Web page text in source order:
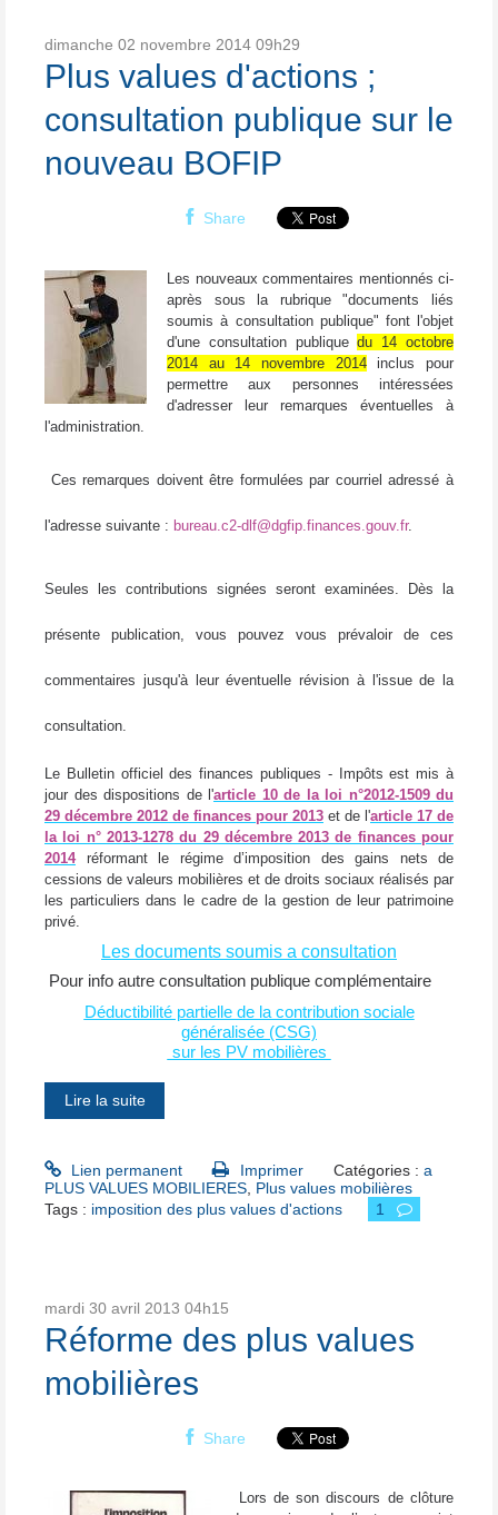
dimanche 02 novembre 2014 09h29
Plus values d'actions ;
consultation publique sur le
nouveau BOFIP
Share
Les nouveaux commentaires mentionnés ci-
après sous la rubrique "documents liés
soumis à consultation publique" font l'objet
d'une consultation publiquedu 14 octobre
2014 au 14 novembre 2014inclus pour
permettre aux personnes intéressées
d'adresser leur remarques éventuelles à
l'administration.
Ces remarques doivent être formulées par courriel adressé à
l'adresse suivante : bureau.c2-dlf@dgfip.finances.gouv.fr.
Seules les contributions signées seront examinées. Dès la
présente publication, vous pouvez vous prévaloir de ces
commentaires jusqu'à leur éventuelle révision à l'issue de la
consultation.
Le Bulletin officiel des finances publiques - Impôts est mis à
jour des dispositions de l'article 10 de la loi n°2012-1509 du
29 décembre 2012 de finances pour 2013 et de l'article 17 de
la loi n° 2013-1278 du 29 décembre 2013 de finances pour
2014
réformant le régime d’imposition des gains nets de
cessions de valeurs mobilières et de droits sociaux réalisés par
les particuliers dans le cadre de la gestion de leur patrimoine
privé.
Les documents soumis a consultation
Pour info autre consultation publique complémentaire
Déductibilité partielle de la contribution sociale
généralisée (CSG)
sur les PV mobilières
Lire la suite
Lien permanent Imprimer Catégories : a
PLUS VALUES MOBILIERES Plus values mobilières
Tags : imposition des plus values d'actions 1
mardi 30 avril 2013 04h15
Réforme des plus values
mobilières
Share
Lors de son discours de clôture